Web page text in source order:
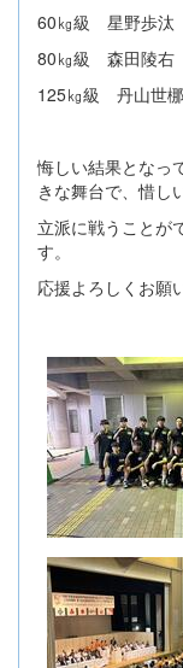
60㎏級 星野歩
80㎏級 森田陵
125㎏級 丹山世
悔しい結果となっ
きな舞台で、惜し
立派に戦うことが
す。
応援よろしくお願